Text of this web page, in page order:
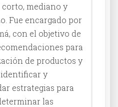
corto, mediano y
Fue encargado por
con el objetivo de
para
de productos y
y
estrategias para
las